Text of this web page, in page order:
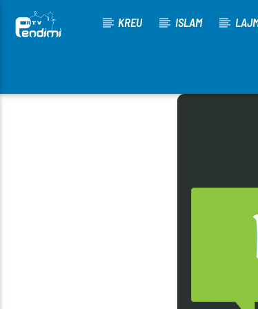
KREU ISLAM
[There are no radio stations in the database]